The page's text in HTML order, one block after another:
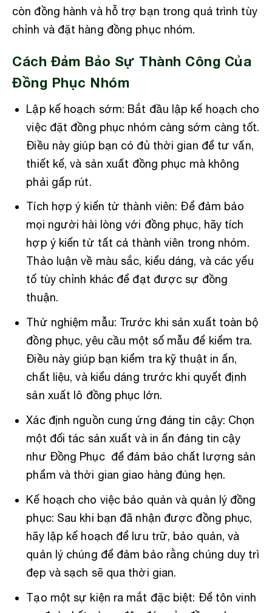
còn đồng hành và hỗ trợ bạn trong quá trình tùy
chỉnh và đặt hàng đồng phục nhóm.
Cách Đảm Bảo Sự Thành Công Của
Đồng Phục Nhóm
Lập kế hoạch sớm: Bắt đầu lập kế hoạch cho
việc đặt đồng phục nhóm càng sớm càng tốt.
Điều này giúp bạn có đủ thời gian để tư vấn,
thiết kế, và sản xuất đồng phục mà không
phải gấp rút.
Tích hợp ý kiến từ thành viên: Để đảm bảo
mọi người hài lòng với đồng phục, hãy tích
hợp ý kiến từ tất cả thành viên trong nhóm.
Thảo luận về màu sắc, kiểu dáng, và các yếu
tố tùy chỉnh khác để đạt được sự đồng
thuận.
Thử nghiệm mẫu: Trước khi sản xuất toàn bộ
đồng phục, yêu cầu một số mẫu để kiểm tra.
Điều này giúp bạn kiểm tra kỹ thuật in ấn,
chất liệu, và kiểu dáng trước khi quyết định
sản xuất lô đồng phục lớn.
Xác định nguồn cung ứng đáng tin cậy: Chọn
một đối tác sản xuất và in ấn đáng tin cậy
như Đồng Phục để đảm bảo chất lượng sản
phẩm và thời gian giao hàng đúng hẹn.
Kế hoạch cho việc bảo quản và quản lý đồng
phục: Sau khi bạn đã nhận được đồng phục,
hãy lập kế hoạch để lưu trữ, bảo quản, và
quản lý chúng để đảm bảo rằng chúng duy trì
đẹp và sạch sẽ qua thời gian.
Tạo một sự kiện ra mắt đặc biệt: Để tôn vinh